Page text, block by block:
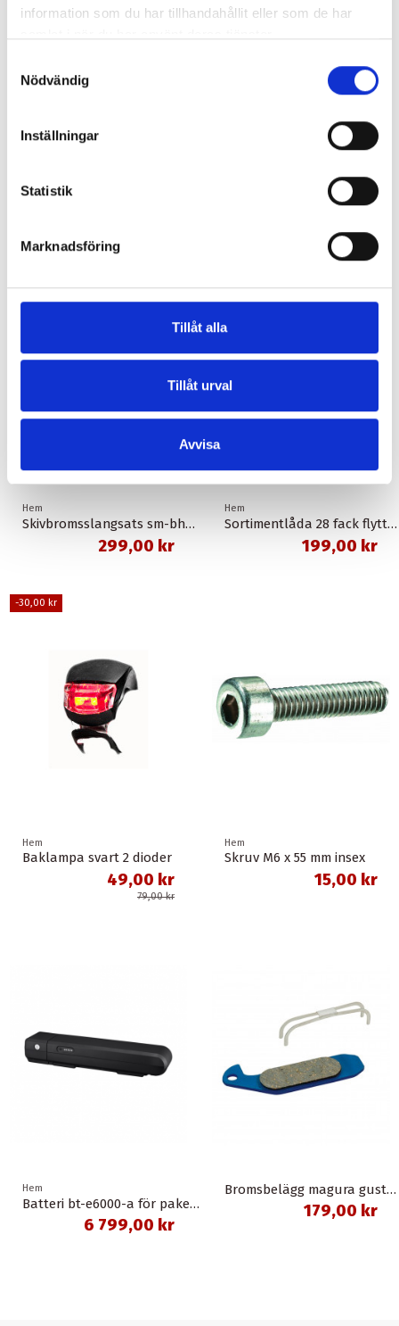
information som du har tillhandahållit eller som de har
Nödvändig
Inställningar
Statistik
Marknadsföring
Tillåt alla
Tillåt urval
Avvisa
Dynamiskt tätnings fett 29 ml från Rockshox.
Special fett för dämpade gafflar.
Recensioner(0)
Hem
Skivbromsslangsats sm-bh90-sbs 1,0 meter banjo svart shimano
299,00 kr
Hem
Sortimentlåda 28 fack flyttbara mellanväggar
199,00 kr
-30,00 kr
Hem
Baklampa svart 2 dioder
49,00 kr
79,00 kr
Hem
Skruv M6 x 55 mm insex
15,00 kr
Hem
Batteri bt-e6000-a för pakethållare svart 11,6 ah 418 wh shimano
6 799,00 kr
Bromsbelägg magura gustav m organisk union
179,00 kr